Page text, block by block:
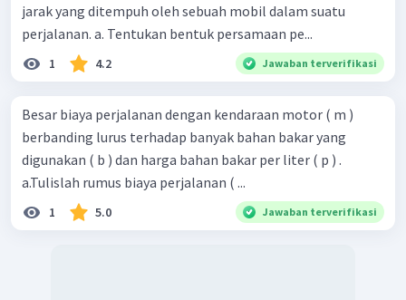
jarak yang ditempuh oleh sebuah mobil dalam suatu
perjalanan. a. Tentukan bentuk persamaan pe...
1 4.2 Jawaban terverifikasi
Besar biaya perjalanan dengan kendaraan motor ( m )
berbanding lurus terhadap banyak bahan bakar yang
digunakan ( b ) dan harga bahan bakar per liter ( p ) .
a.Tulislah rumus biaya perjalanan ( ...
1 5.0 Jawaban terverifikasi